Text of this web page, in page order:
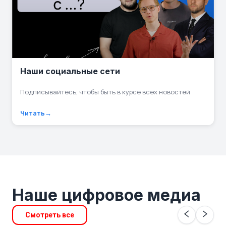
Наши социальные сети
Подписывайтесь, чтобы быть в курсе всех новостей
Читать
Наше цифровое медиа
Смотреть все